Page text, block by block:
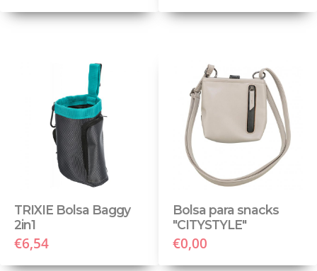
TRIXIE Bolsa Baggy
2in1
€6,54
Bolsa para snacks
"CITYSTYLE"
€0,00